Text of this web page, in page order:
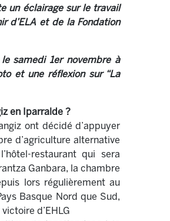
un éclairage sur le travail
d’ELA et de la Fondation
samedi 1er novembre à
et une réflexion sur “La
en Iparralde ?
ont décidé d’appuyer
d’agriculture alternative
restaurant qui sera
Ganbara, la chambre
lors régulièrement au
Basque Nord que Sud,
d’EHLG